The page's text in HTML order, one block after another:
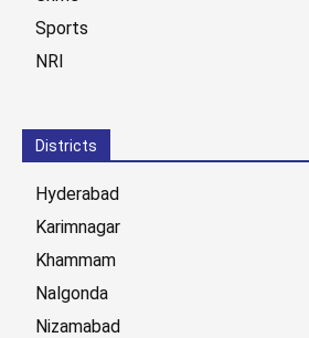
Sports
NRI
Districts
Hyderabad
Karimnagar
Khammam
Nalgonda
Nizamabad